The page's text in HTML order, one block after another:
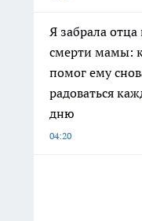
Я забрала отца
смерти мамы:
помог ему
радоваться
дню
04:20